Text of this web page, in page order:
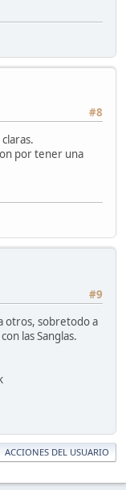
#8
por tener una
#9
otros, sobretodo a
las Sanglas.
ACCIONES DEL USUARIO